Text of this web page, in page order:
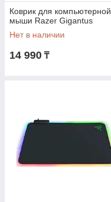
Коврик для компьютерной
мыши Razer Gigantus
Нет в наличии
14 990 ₸